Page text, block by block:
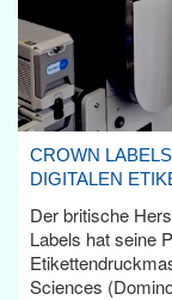
CROWN
DIGITALEN
Der britische
Labels hat seine
Sciences